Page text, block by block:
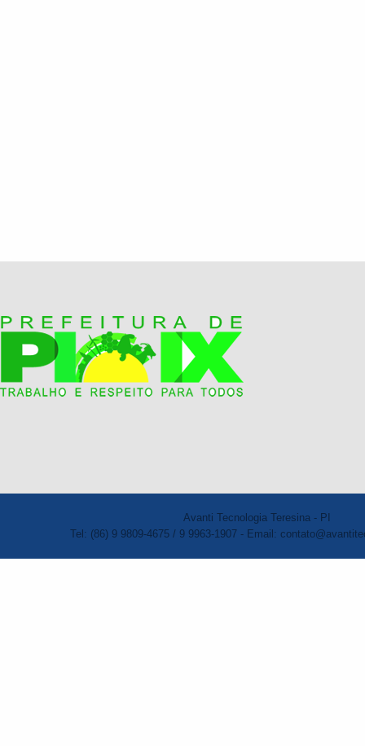
Avanti Tecnologia Teresina - PI
Tel: (86) 9 9809-4675 / 9 9963-1907 - Email: